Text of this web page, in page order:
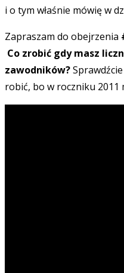
i o tym właśnie mówię w
Zapraszam do obejrzenia
Co zrobić gdy masz
zawodników?
robić, bo w roczniku 2011